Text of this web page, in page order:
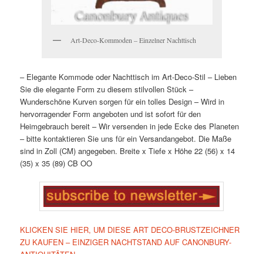
Art-Deco-Kommoden – Einzelner Nachttisch
– Elegante Kommode oder Nachttisch im Art-Deco-Stil – Lieben
Sie die elegante Form zu diesem stilvollen Stück –
Wunderschöne Kurven sorgen für ein tolles Design – Wird in
hervorragender Form angeboten und ist sofort für den
Heimgebrauch bereit – Wir versenden in jede Ecke des Planeten
– bitte kontaktieren Sie uns für ein Versandangebot. Die Maße
sind in Zoll (CM) angegeben. Breite x Tiefe x Höhe 22 (56) x 14
(35) x 35 (89) CB OO
KLICKEN SIE HIER, UM DIESE ART DECO-BRUSTZEICHNER
ZU KAUFEN – EINZIGER NACHTSTAND AUF CANONBURY-